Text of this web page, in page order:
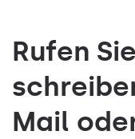
Rufen
Mail